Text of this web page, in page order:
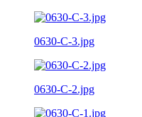
0630-C-3.jpg
0630-C-2.jpg